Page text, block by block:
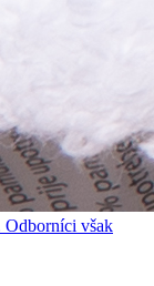
však